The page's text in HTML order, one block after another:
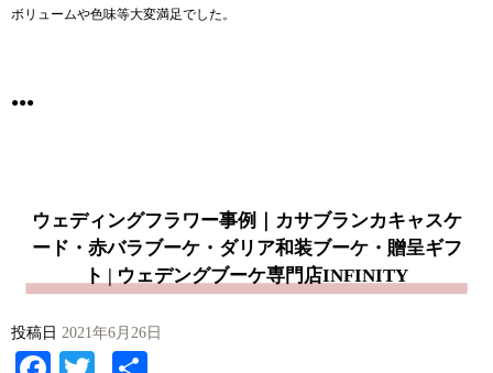
ボリュームや色味等大変満足でした。
●●●
ウェディングフラワー事例｜カサブランカキャスケ
ード・赤バラブーケ・ダリア和装ブーケ・贈呈ギフ
ト | ウェデングブーケ専門店INFINITY
投稿日 2021年6月26日